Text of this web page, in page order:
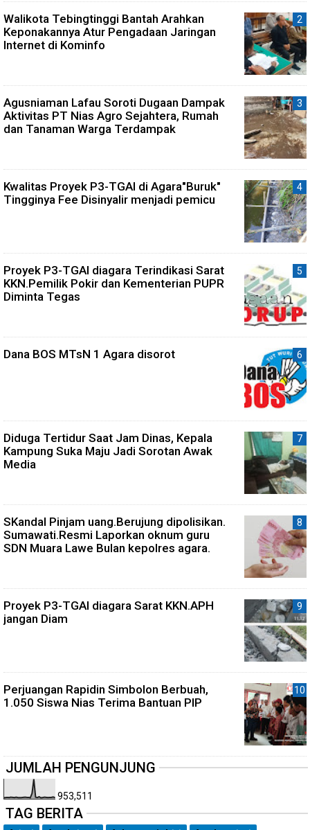
Walikota Tebingtinggi Bantah Arahkan
Keponakannya Atur Pengadaan Jaringan
Internet di Kominfo
Agusniaman Lafau Soroti Dugaan Dampak
Aktivitas PT Nias Agro Sejahtera, Rumah
dan Tanaman Warga Terdampak
Kwalitas Proyek P3-TGAI di Agara"Buruk"
Tingginya Fee Disinyalir menjadi pemicu
Proyek P3-TGAI diagara Terindikasi Sarat
KKN.Pemilik Pokir dan Kementerian PUPR
Diminta Tegas
Dana BOS MTsN 1 Agara disorot
Diduga Tertidur Saat Jam Dinas, Kepala
Kampung Suka Maju Jadi Sorotan Awak
Media
SKandal Pinjam uang.Berujung dipolisikan.
Sumawati.Resmi Laporkan oknum guru
SDN Muara Lawe Bulan kepolres agara.
Proyek P3-TGAI diagara Sarat KKN.APH
jangan Diam
Perjuangan Rapidin Simbolon Berbuah,
1.050 Siswa Nias Terima Bantuan PIP
JUMLAH PENGUNJUNG
953,511
TAG BERITA